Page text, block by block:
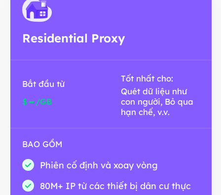
Residential Proxy
Bắt đầu từ
$- /GB
Tốt nhất cho:
Quét dữ liệu như
con người, Bỏ qua
hạn chế, v.v.
BAO GỒM
Phiên cố định và xoay vòng
80M+ IP từ các thiết bị dân cư thực